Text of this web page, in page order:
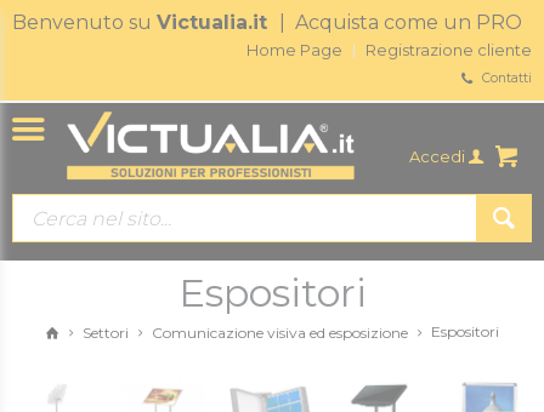
Benvenuto su Victualia.it | Acquista come un PRO
Home Page Registrazione cliente
Contatti
Accedi
Espositori
Settori Comunicazione visiva ed esposizione Espositori